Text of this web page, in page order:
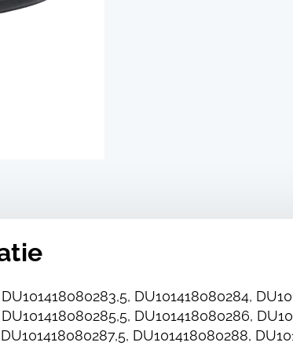
DU101418080284,
DU101418080286,
DU101418080288,